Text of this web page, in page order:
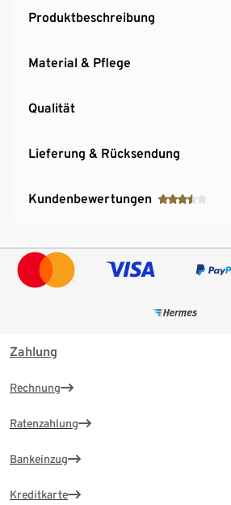
Produktbeschreibung
Material & Pflege
Qualität
Lieferung & Rücksendung
Kundenbewertungen
Zahlung
Rechnung
Ratenzahlung
Bankeinzug
Kreditkarte